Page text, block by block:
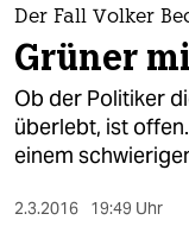
themen
politik
öko
Der Fall Volker
Grüner
Ob der Politiker
überlebt, ist
einem
2.3.2016 19:49 Uhr